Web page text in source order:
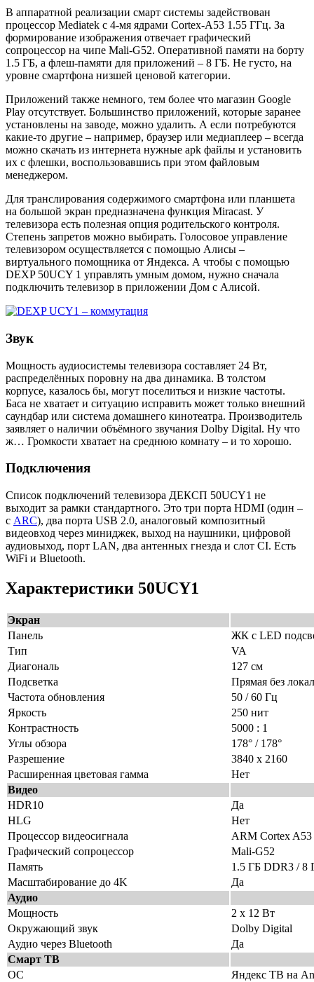
В аппаратной реализации смарт системы задействован
процессор Mediatek с 4-мя ядрами Cortex-A53 1.55 ГГц. За
формирование изображения отвечает графический
сопроцессор на чипе Mali-G52. Оперативной памяти на борту
1.5 ГБ, а флеш-памяти для приложений – 8 ГБ. Не густо, на
уровне смартфона низшей ценовой категории.
Приложений также немного, тем более что магазин Google
Play отсутствует. Большинство приложений, которые заранее
установлены на заводе, можно удалить. А если потребуются
какие-то другие – например, браузер или медиаплеер – всегда
можно скачать из интернета нужные apk файлы и установить
их с флешки, воспользовавшись при этом файловым
менеджером.
Для транслирования содержимого смартфона или планшета
на большой экран предназначена функция Miracast. У
телевизора есть полезная опция родительского контроля.
Степень запретов можно выбирать. Голосовое управление
телевизором осуществляется с помощью Алисы –
виртуального помощника от Яндекса. А чтобы с помощью
DEXP 50UCY 1 управлять умным домом, нужно сначала
подключить телевизор в приложении Дом с Алисой.
Звук
Мощность аудиосистемы телевизора составляет 24 Вт,
распределённых поровну на два динамика. В толстом
корпусе, казалось бы, могут поселиться и низкие частоты.
Баса не хватает и ситуацию исправить может только внешний
саундбар или система домашнего кинотеатра. Производитель
заявляет о наличии объёмного звучания Dolby Digital. Ну что
ж… Громкости хватает на среднюю комнату – и то хорошо.
Подключения
Список подключений телевизора ДЕКСП 50UCY1 не
выходит за рамки стандартного. Это три порта HDMI (один –
с ARC), два порта USB 2.0, аналоговый композитный
видеовход через миниджек, выход на наушники, цифровой
аудиовыход, порт LAN, два антенных гнезда и слот CI. Есть
WiFi и Bluetooth.
Характеристики 50UCY1
Экран
Панель
ЖК с LED
Тип
VA
Диагональ
127 см
Подсветка
Прямая без
Частота обновления
50 / 60 Гц
Яркость
250 нит
Контрастность
5000 : 1
Углы обзора
178° / 178°
Разрешение
3840 x 2160
Расширенная цветовая гамма
Нет
Видео
HDR10
Да
HLG
Нет
Процессор видеосигнала
ARM Cortex
Графический сопроцессор
Mali-G52
Память
1.5 ГБ DDR3 / 8
Масштабирование до 4K
Да
Аудио
Мощность
2 х 12 Вт
Окружающий звук
Dolby Digital
Аудио через Bluetooth
Да
Смарт ТВ
ОС
Яндекс ТВ на